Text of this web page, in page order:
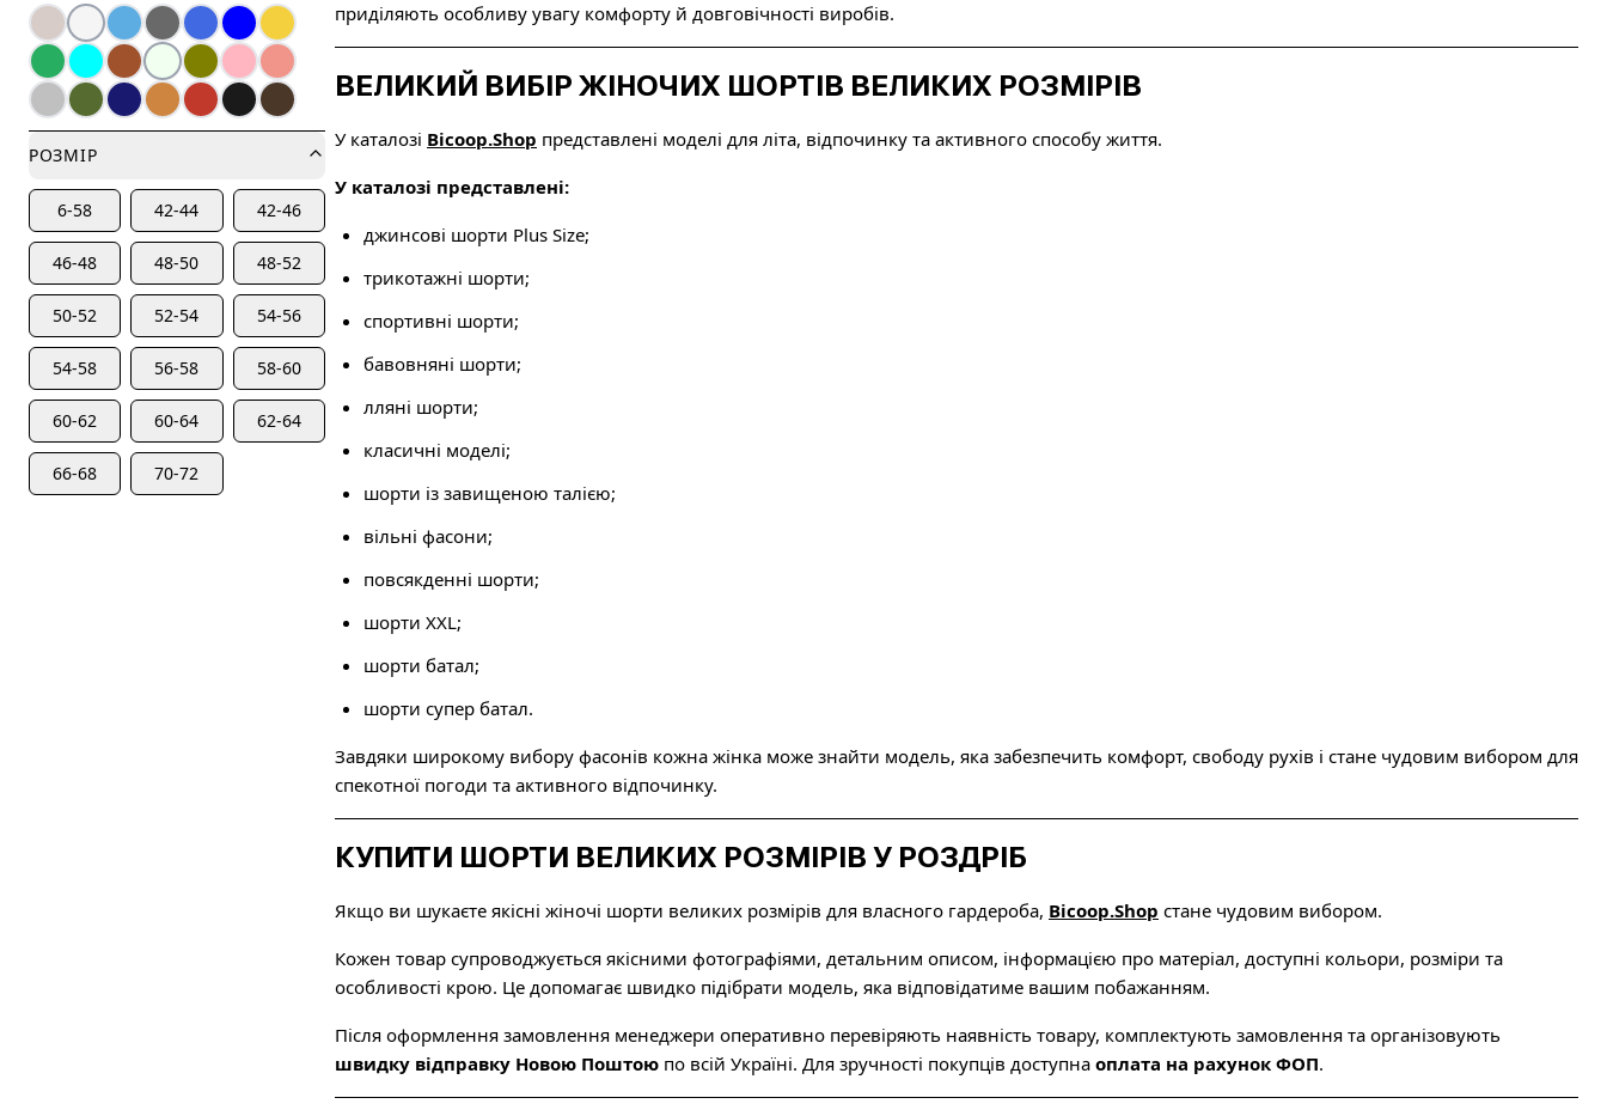
РОЗМІР
6-58 42-44 42-46
46-48 48-50 48-52
50-52 52-54 54-56
54-58 56-58 58-60
60-62 60-64 62-64
66-68 70-72
приділяють особливу увагу комфорту й довговічності виробів.
ВЕЛИКИЙ ВИБІР ЖІНОЧИХ ШОРТІВ ВЕЛИКИХ РОЗМІРІВ
У каталозі Bicoop.Shop представлені моделі для літа, відпочинку та активного способу життя.
У каталозі представлені:
джинсові шорти Plus Size;
трикотажні шорти;
спортивні шорти;
бавовняні шорти;
лляні шорти;
класичні моделі;
шорти із завищеною талією;
вільні фасони;
повсякденні шорти;
шорти XXL;
шорти батал;
шорти супер батал.
Завдяки широкому вибору фасонів кожна жінка може знайти модель, яка забезпечить комфорт, свободу рухів і стане чудовим вибором для
спекотної погоди та активного відпочинку.
КУПИТИ ШОРТИ ВЕЛИКИХ РОЗМІРІВ У РОЗДРІБ
Якщо ви шукаєте якісні жіночі шорти великих розмірів для власного гардероба, Bicoop.Shop стане чудовим вибором.
Кожен товар супроводжується якісними фотографіями, детальним описом, інформацією про матеріал, доступні кольори, розміри та
особливості крою. Це допомагає швидко підібрати модель, яка відповідатиме вашим побажанням.
Після оформлення замовлення менеджери оперативно перевіряють наявність товару, комплектують замовлення та організовують
швидку відправку Новою Поштою по всій Україні. Для зручності покупців доступна оплата на рахунок ФОП.